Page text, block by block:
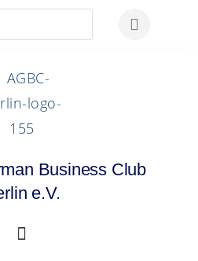
Business Club
e.V.